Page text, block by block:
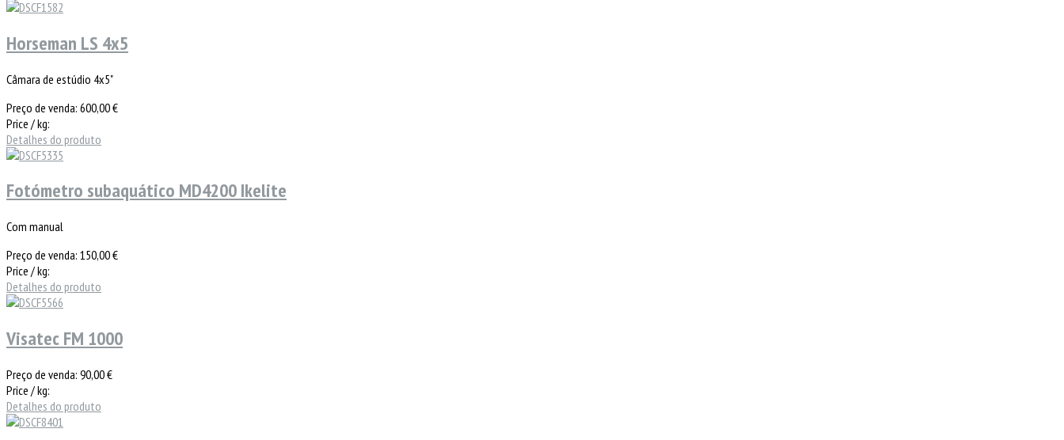
Horseman LS 4x5
Câmara de estúdio 4x5"
Preço de venda: 600,00 €
Price / kg:
Detalhes do produto
Fotómetro subaquático MD4200 Ikelite
Com manual
Preço de venda: 150,00 €
Price / kg:
Detalhes do produto
Visatec FM 1000
Preço de venda: 90,00 €
Price / kg:
Detalhes do produto